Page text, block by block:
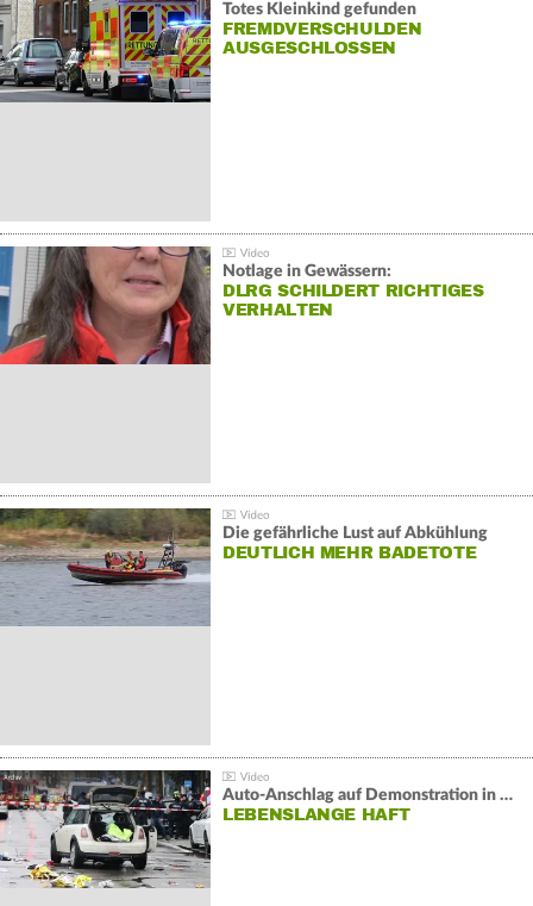
Totes Kleinkind gefunden
FREMDVERSCHULDEN
AUSGESCHLOSSEN
Notlage in Gewässern:
DLRG SCHILDERT RICHTIGES
VERHALTEN
Die gefährliche Lust auf Abkühlung
DEUTLICH MEHR BADETOTE
Auto-Anschlag auf Demonstration in München:
LEBENSLANGE HAFT